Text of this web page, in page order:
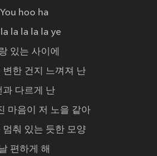
You hoo ha
la la la la ye
있는 사이에
변한 건지 느껴져 난
과 다르게 난
마음이 저 노을 같아
멈춰 있는 듯한 모양
날 편하게 해